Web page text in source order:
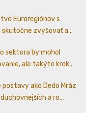
Euroregiónov s
zvyšovať a...
sektora by mohol
ale takýto krok...
ako Dedo Mráz
a ro...